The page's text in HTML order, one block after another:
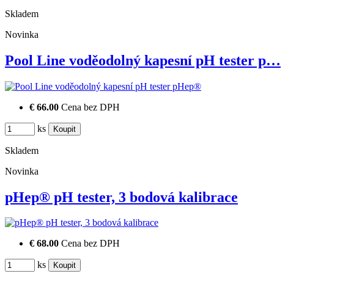
Skladem
Novinka
Pool Line voděodolný kapesní pH tester p…
€ 66.00 Cena bez DPH
ks
Skladem
Novinka
pHep® pH tester, 3 bodová kalibrace
€ 68.00 Cena bez DPH
ks